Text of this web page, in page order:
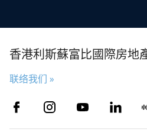
香港利斯蘇富比國際房地
联络我们 »